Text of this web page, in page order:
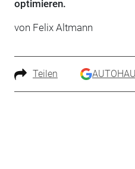
optimieren.
von Felix Altmann
Teilen